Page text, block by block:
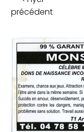
précédent